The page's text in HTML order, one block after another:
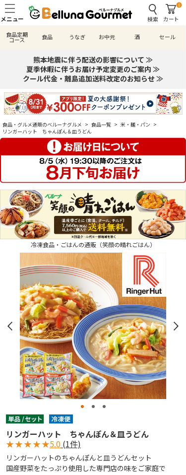
検索
0
カート
食品定期
コース 食品 うなぎ お中元 酒 セール
熊本地震に伴う配送の影響について ≫
夏季休暇に伴うお届け予定変更のご案内 ≫
クール代金・離島追加送料改定のお知らせ ≫
食品・グルメ通販のベルーナグルメ > 食品一覧 > 米・麺・パン >
リンガーハット ちゃんぽん＆皿うどん
冷凍食品・ごはんの通販（笑顔の晴れごはん）
リンガーハット ちゃんぽん＆皿うどん
★★★★★5.0 (1件)
リンガーハットのちゃんぽんと皿うどんセット
国産野菜をたっぷり使用した専門店の味をご家庭で